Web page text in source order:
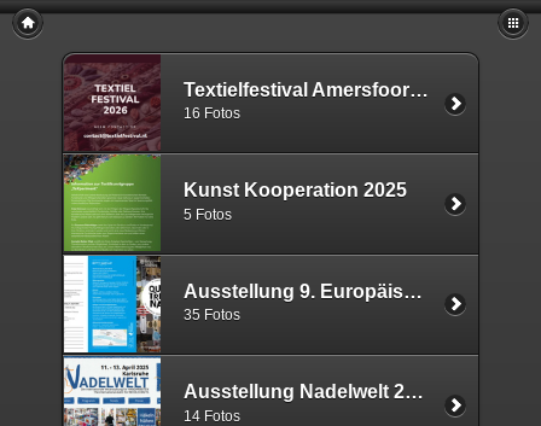
Textielfestival Amersfoort NL 2026
16 Fotos
Kunst Kooperation 2025
5 Fotos
Ausstellung 9. Europäische Quilt-Triennale 2025
35 Fotos
Ausstellung Nadelwelt 2025
14 Fotos